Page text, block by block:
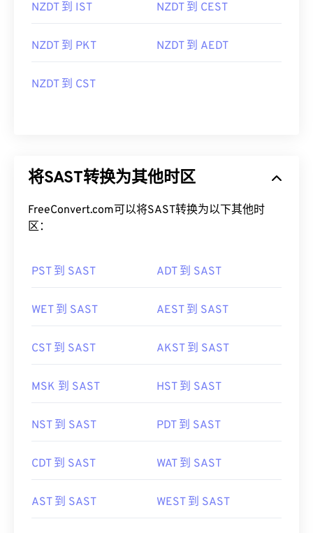
NZDT 到 IST NZDT 到 CEST
NZDT 到 PKT NZDT 到 AEDT
NZDT 到 CST
将SAST转换为其他时区
FreeConvert.com可以将SAST转换为以下其他时
区：
PST 到 SAST ADT 到 SAST
WET 到 SAST AEST 到 SAST
CST 到 SAST AKST 到 SAST
MSK 到 SAST HST 到 SAST
NST 到 SAST PDT 到 SAST
CDT 到 SAST WAT 到 SAST
AST 到 SAST WEST 到 SAST